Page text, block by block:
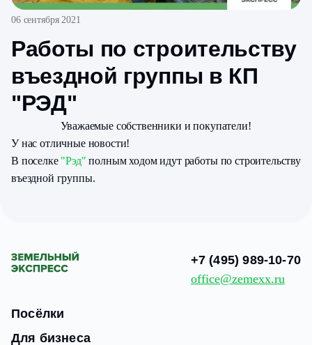
06 сентября 2021
Работы по строительству
въездной группы в КП
"РЭД"
Уважаемые собственники и покупатели!
У нас отличные новости!
В поселке "Рэд" полным ходом идут работы по строительству
въездной группы.
Посёлки
Для бизнеса
+7 (495) 989-10-70
office@zemexx.ru